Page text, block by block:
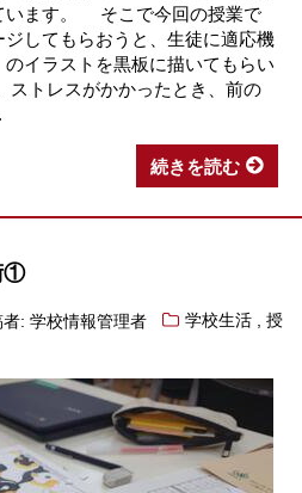
います。 そこで今回の授業で
してもらおうと、生徒に適応機
イラストを黒板に描いてもらい
トレスがかかったとき、前の
続きを読む
①
者: 学校情報管理者 学校生活 ,授